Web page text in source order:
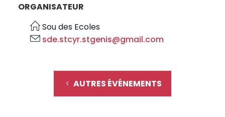
ORGANISATEUR
Sou des Ecoles
sde.stcyr.stgenis@gmail.com
AUTRES ÉVÉNEMENTS